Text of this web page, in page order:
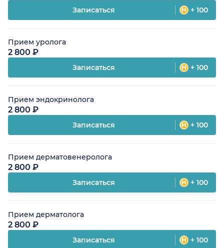
Записаться + 100
Прием уролога
2 800 ₽
Записаться + 100
Прием эндокринолога
2 800 ₽
Записаться + 100
Прием дерматовенеролога
2 800 ₽
Записаться + 100
Прием дерматолога
2 800 ₽
Записаться + 100